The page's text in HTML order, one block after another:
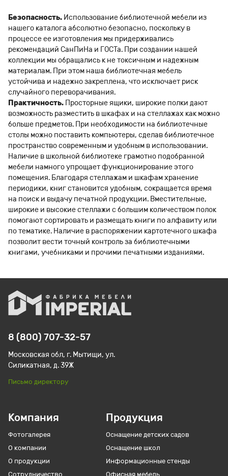
Безопасность. Использование библиотечной мебели из
нашего каталога абсолютно безопасно, поскольку в
процессе ее изготовления мы придерживались
рекомендаций СанПиНа и ГОСТа. При создании нашей
коллекции мы обращались к не токсичным и надежным
материалам. При этом наша библиотечная мебель
устойчива и надежно закреплена, что исключает риск
случайного переворачивания.
Практичность. Просторные ящики, широкие полки дают
возможность разместить в шкафах и на стеллажах как можно
больше предметов. При необходимости на библиотечные
столы можно поставить компьютеры, сделав библиотечное
пространство современным и удобным в использовании.
Наличие в школьной библиотеке грамотно подобранной
мебели намного упрощает функционирование этого
помещения. Благодаря стеллажам и шкафам хранение
периодики, книг становится удобным, сокращается время
на поиск и выдачу печатной продукции. Вместительные,
широкие и высокие стеллажи с большим количеством полок
помогают сортировать и размещать книги по алфавиту или
по тематике. Наличие в распоряжении картотечного шкафа
позволит вести точный контроль за библиотечными
книгами, учебниками и прочими печатными изданиями.
Компания
Фотогалерея
О компании
О продукции
Сотрудничество
Продукция
Оснащение детских садов
Оснащение школ
Информационные стенды
Офисная мебель
8 (800) 707-32-57
Московская обл, г. Мытищи, ул.
Силикатная, д. 39Ж
Письмо директору